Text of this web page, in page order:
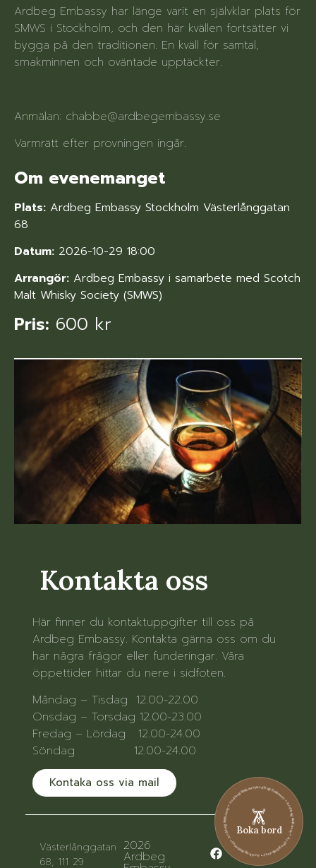
Ardbeg Embassy har länge varit en självklar plats för
SMWS i Stockholm, och den här kvällen fortsätter vi
bygga på den traditionen. En kväll för samtal,
smakminnen och oväntade upptäckter.
Anmälan: chabbe@ardbegembassy.se
Varmrätt efter provningen ingår.
Om evenemanget
Plats: Ardbeg Embassy Stockholm Västerlånggatan
68
Datum: 2026-10-29 18:00
Arrangör: Ardbeg Embassy i samarbete med Scotch
Malt Whisky Society (SMWS)
Pris: 600 kr
Ardbeg Embassy • Ardbeg Embassy • Ardbeg Embassy • Ardbeg Embassy • Ardbeg Embassy • Ardbeg Embassy
Boka bord
Kontakta oss
Här finner du kontaktuppgifter till oss på
Ardbeg Embassy. Kontakta gärna oss om du
har några frågor eller funderingar. Våra
öppettider hittar du nere i sidfoten.
Måndag – Tisdag 12.00-22.00
Onsdag – Torsdag 12.00-23.00
Fredag – Lördag 12.00-24.00
Söndag 12.00-24.00
Kontaka oss via mail
Västerlånggatan
68, 111 29
2026
Ardbeg